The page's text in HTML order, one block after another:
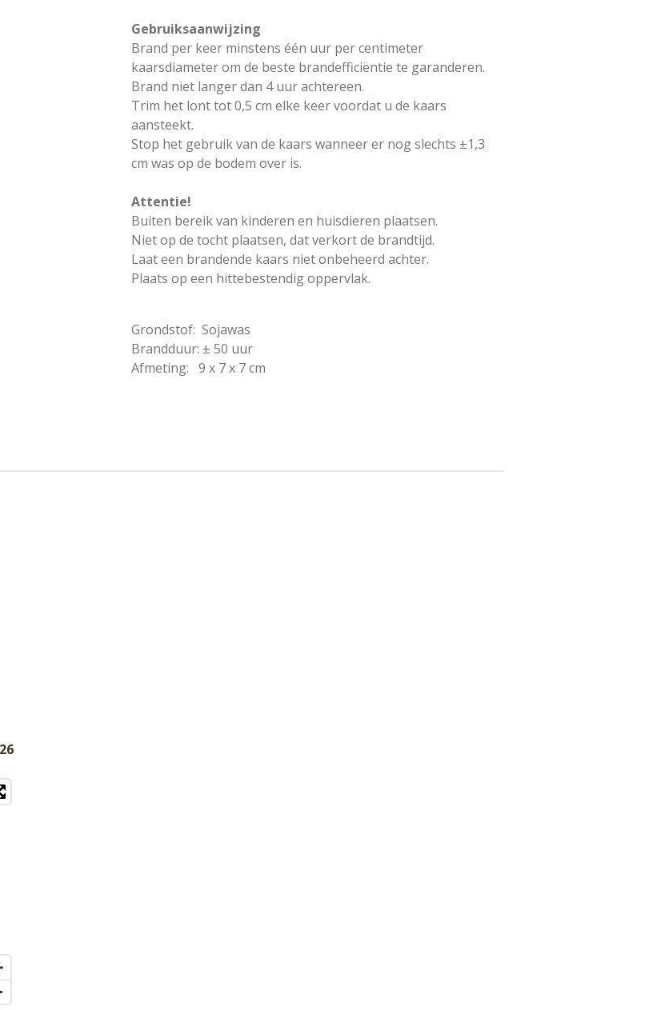
Gebruiksaanwijzing
Brand per keer minstens één uur per centimeter
kaarsdiameter om de beste brandefficiëntie te garanderen.
Brand niet langer dan 4 uur achtereen.
Trim het lont tot 0,5 cm elke keer voordat u de kaars
aansteekt.
Stop het gebruik van de kaars wanneer er nog slechts ±1,3
cm was op de bodem over is.
Attentie!
Buiten bereik van kinderen en huisdieren plaatsen.
Niet op de tocht plaatsen, dat verkort de brandtijd.
Laat een brandende kaars niet onbeheerd achter.
Plaats op een hittebestendig oppervlak.
Grondstof: Sojawas
Brandduur: ± 50 uur
Afmeting: 9 x 7 x 7 cm